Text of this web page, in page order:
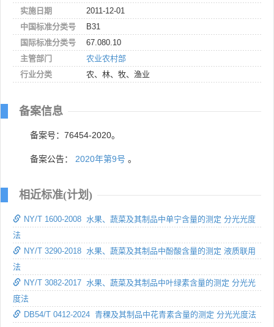
实施日期
2011-12-01
中国标准分类号
B31
国际标准分类号
67.080.10
主管部门
农业农村部
行业分类
农、林、牧、渔业
备案信息
备案号：76454-2020。
备案公告： 2020年第9号 。
相近标准(计划)
NY/T 1600-2008 水果、蔬菜及其制品中单宁含量的测定 分光光度
法
NY/T 3290-2018 水果、蔬菜及其制品中酚酸含量的测定 液质联用
法
NY/T 3082-2017 水果、蔬菜及其制品中叶绿素含量的测定 分光光
度法
DB54/T 0412-2024 青稞及其制品中花青素含量的测定 分光光度法